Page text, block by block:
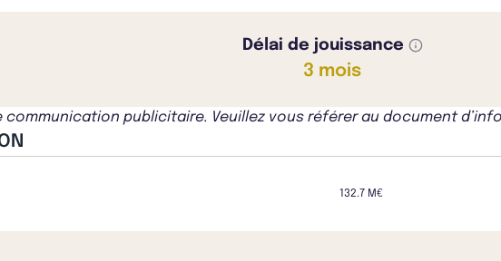
Délai de jouissance
3 mois
publicitaire. Veuillez vous référer au document
132.7 M€